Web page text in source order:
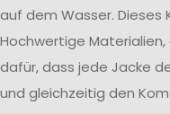
auf dem Wasser. Dieses
Hochwertige
dafür, dass jede Jacke
und gleichzeitig den